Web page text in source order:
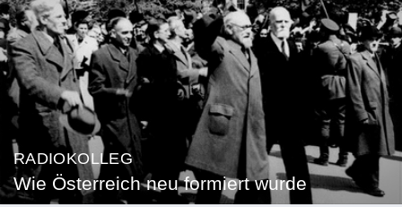
RADIOKOLLEG
Wie Österreich neu formiert wurde